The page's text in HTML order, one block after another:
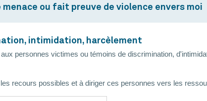
menace ou fait preuve de violence envers moi
intimidation, harcèlement
personnes victimes ou témoins de discrimination,
les recours possibles et à diriger ces personnes vers les